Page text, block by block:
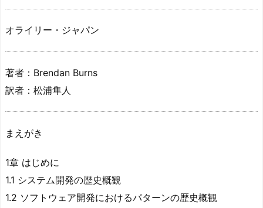
オライリー・ジャパン
著者：Brendan Burns
訳者：松浦隼人
まえがき
1章 はじめに
1.1 システム開発の歴史概観
1.2 ソフトウェア開発におけるパターンの歴史概観